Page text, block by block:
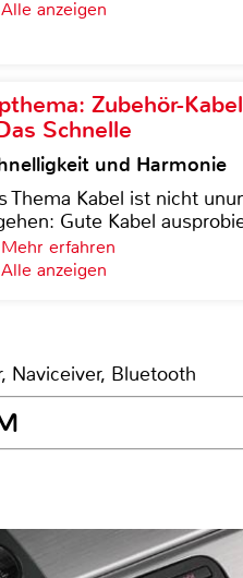
anzeigen
Zubehör-
Schnelle
und Harmonie
Thema Kabel ist nicht
Gute Kabel
erfahren
anzeigen
Naviceiver, Bluetooth